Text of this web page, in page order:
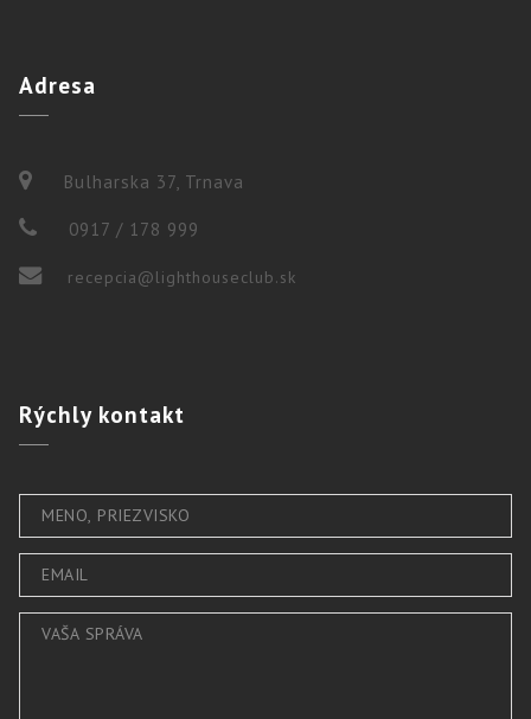
Adresa
Bulharska 37, Trnava
0917 / 178 999
recepcia@lighthouseclub.sk
Rýchlykontakt